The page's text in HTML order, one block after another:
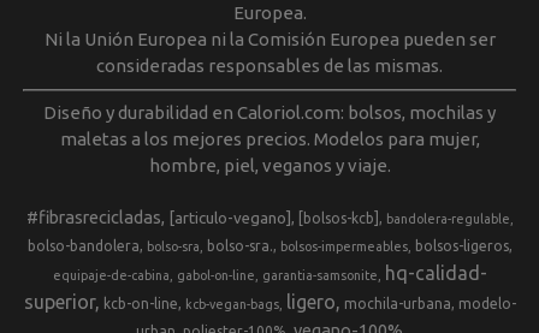
Europea.
Ni la Unión Europea ni la Comisión Europea pueden ser
consideradas responsables de las mismas.
Diseño y durabilidad en Caloriol.com: bolsos, mochilas y
maletas a los mejores precios. Modelos para mujer,
hombre, piel, veganos y viaje.
#fibrasrecicladas [articulo-vegano] [bolsos-kcb] bandolera-regulable
bolso-bandolera bolso-sra bolso-sra. bolsos-impermeables bolsos-ligeros
equipaje-de-cabina gabol-on-line garantia-samsonite
hq-calidad-
superior
kcb-on-line kcb-vegan-bags ligero mochila-urbana
modelo-